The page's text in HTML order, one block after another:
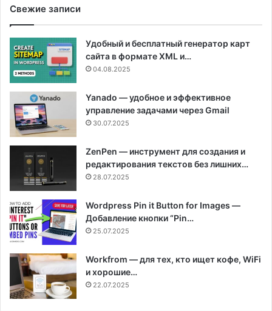
Свежие записи
Удобный и бесплатный генератор карт
сайта в формате XML и…
04.08.2025
Yanado — удобное и эффективное
управление задачами через Gmail
30.07.2025
ZenPen — инструмент для создания и
редактирования текстов без лишних…
28.07.2025
Wordpress Pin it Button for Images —
Добавление кнопки “Pin…
25.07.2025
Workfrom — для тех, кто ищет кофе, WiFi
и хорошие…
22.07.2025